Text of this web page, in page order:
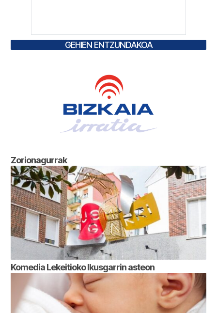
GEHIEN ENTZUNDAKOA
Zorionagurrak
Komedia Lekeitioko Ikusgarrin asteon